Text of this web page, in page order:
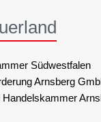
Südwestfalen
Arnsberg
Handelskammer